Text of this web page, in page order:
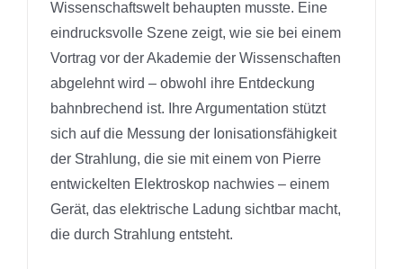
Wissenschaftswelt behaupten musste. Eine
eindrucksvolle Szene zeigt, wie sie bei einem
Vortrag vor der Akademie der Wissenschaften
abgelehnt wird – obwohl ihre Entdeckung
bahnbrechend ist. Ihre Argumentation stützt
sich auf die Messung der Ionisationsfähigkeit
der Strahlung, die sie mit einem von Pierre
entwickelten Elektroskop nachwies – einem
Gerät, das elektrische Ladung sichtbar macht,
die durch Strahlung entsteht.